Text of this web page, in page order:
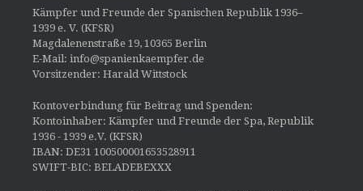
Kämpfer und Freunde der Spanischen Republik 1936–
1939 e. V. (KFSR)
Magdalenenstraße 19, 10365 Berlin
E-Mail: info@spanienkaempfer.de
Vorsitzender: Harald Wittstock
Kontoverbindung für Beitrag und Spenden:
Kontoinhaber: Kämpfer und Freunde der Spa, Republik
1936 - 1939 e.V. (KFSR)
IBAN: DE31 100500001653528911
SWIFT-BIC: BELADEBEXXX